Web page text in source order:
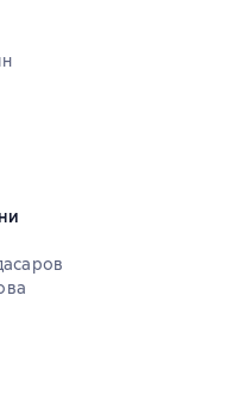
4,5 на основе 16 оценок
4,8 на основе 61 оценок